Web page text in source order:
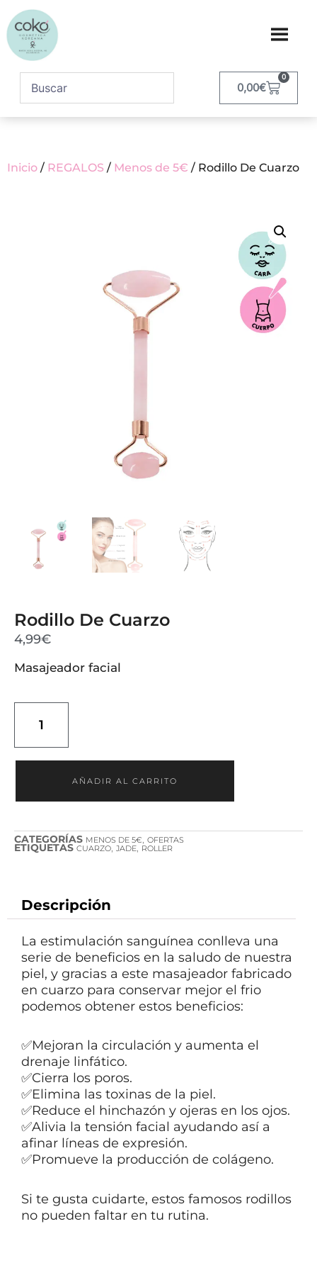
0,00€
0
Inicio / REGALOS / Menos de 5€ / Rodillo De Cuarzo
Rodillo De Cuarzo
4,99€
Masajeador facial
AÑADIR AL CARRITO
CATEGORÍAS MENOS DE 5€, OFERTAS
ETIQUETAS CUARZO, JADE, ROLLER
Descripción
La estimulación sanguínea conlleva una
serie de beneficios en la saludo de nuestra
piel, y gracias a este masajeador fabricado
en cuarzo para conservar mejor el frio
podemos obtener estos beneficios:
✅Mejoran la circulación y aumenta el
drenaje linfático.
✅Cierra los poros.
✅Elimina las toxinas de la piel.
✅Reduce el hinchazón y ojeras en los ojos.
✅Alivia la tensión facial ayudando así a
afinar líneas de expresión.
✅Promueve la producción de colágeno.
Si te gusta cuidarte, estos famosos rodillos
no pueden faltar en tu rutina.